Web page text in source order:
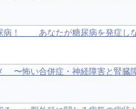
病！ あなたが糖尿病を発症し
〜怖い合併症・神経障害と腎臓